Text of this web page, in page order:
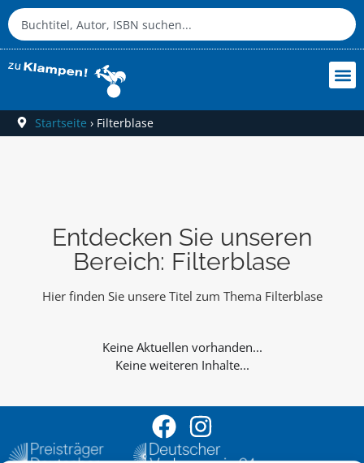
Startseite › Filterblase
Entdecken Sie unseren
Bereich: Filterblase
Hier finden Sie unsere Titel zum Thema Filterblase
Keine weiteren Inhalte...